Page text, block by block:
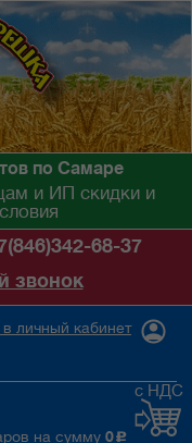
по Самаре
и ИП скидки и
68-37
звонок
личный кабинет
на сумму 0 c
с НДС